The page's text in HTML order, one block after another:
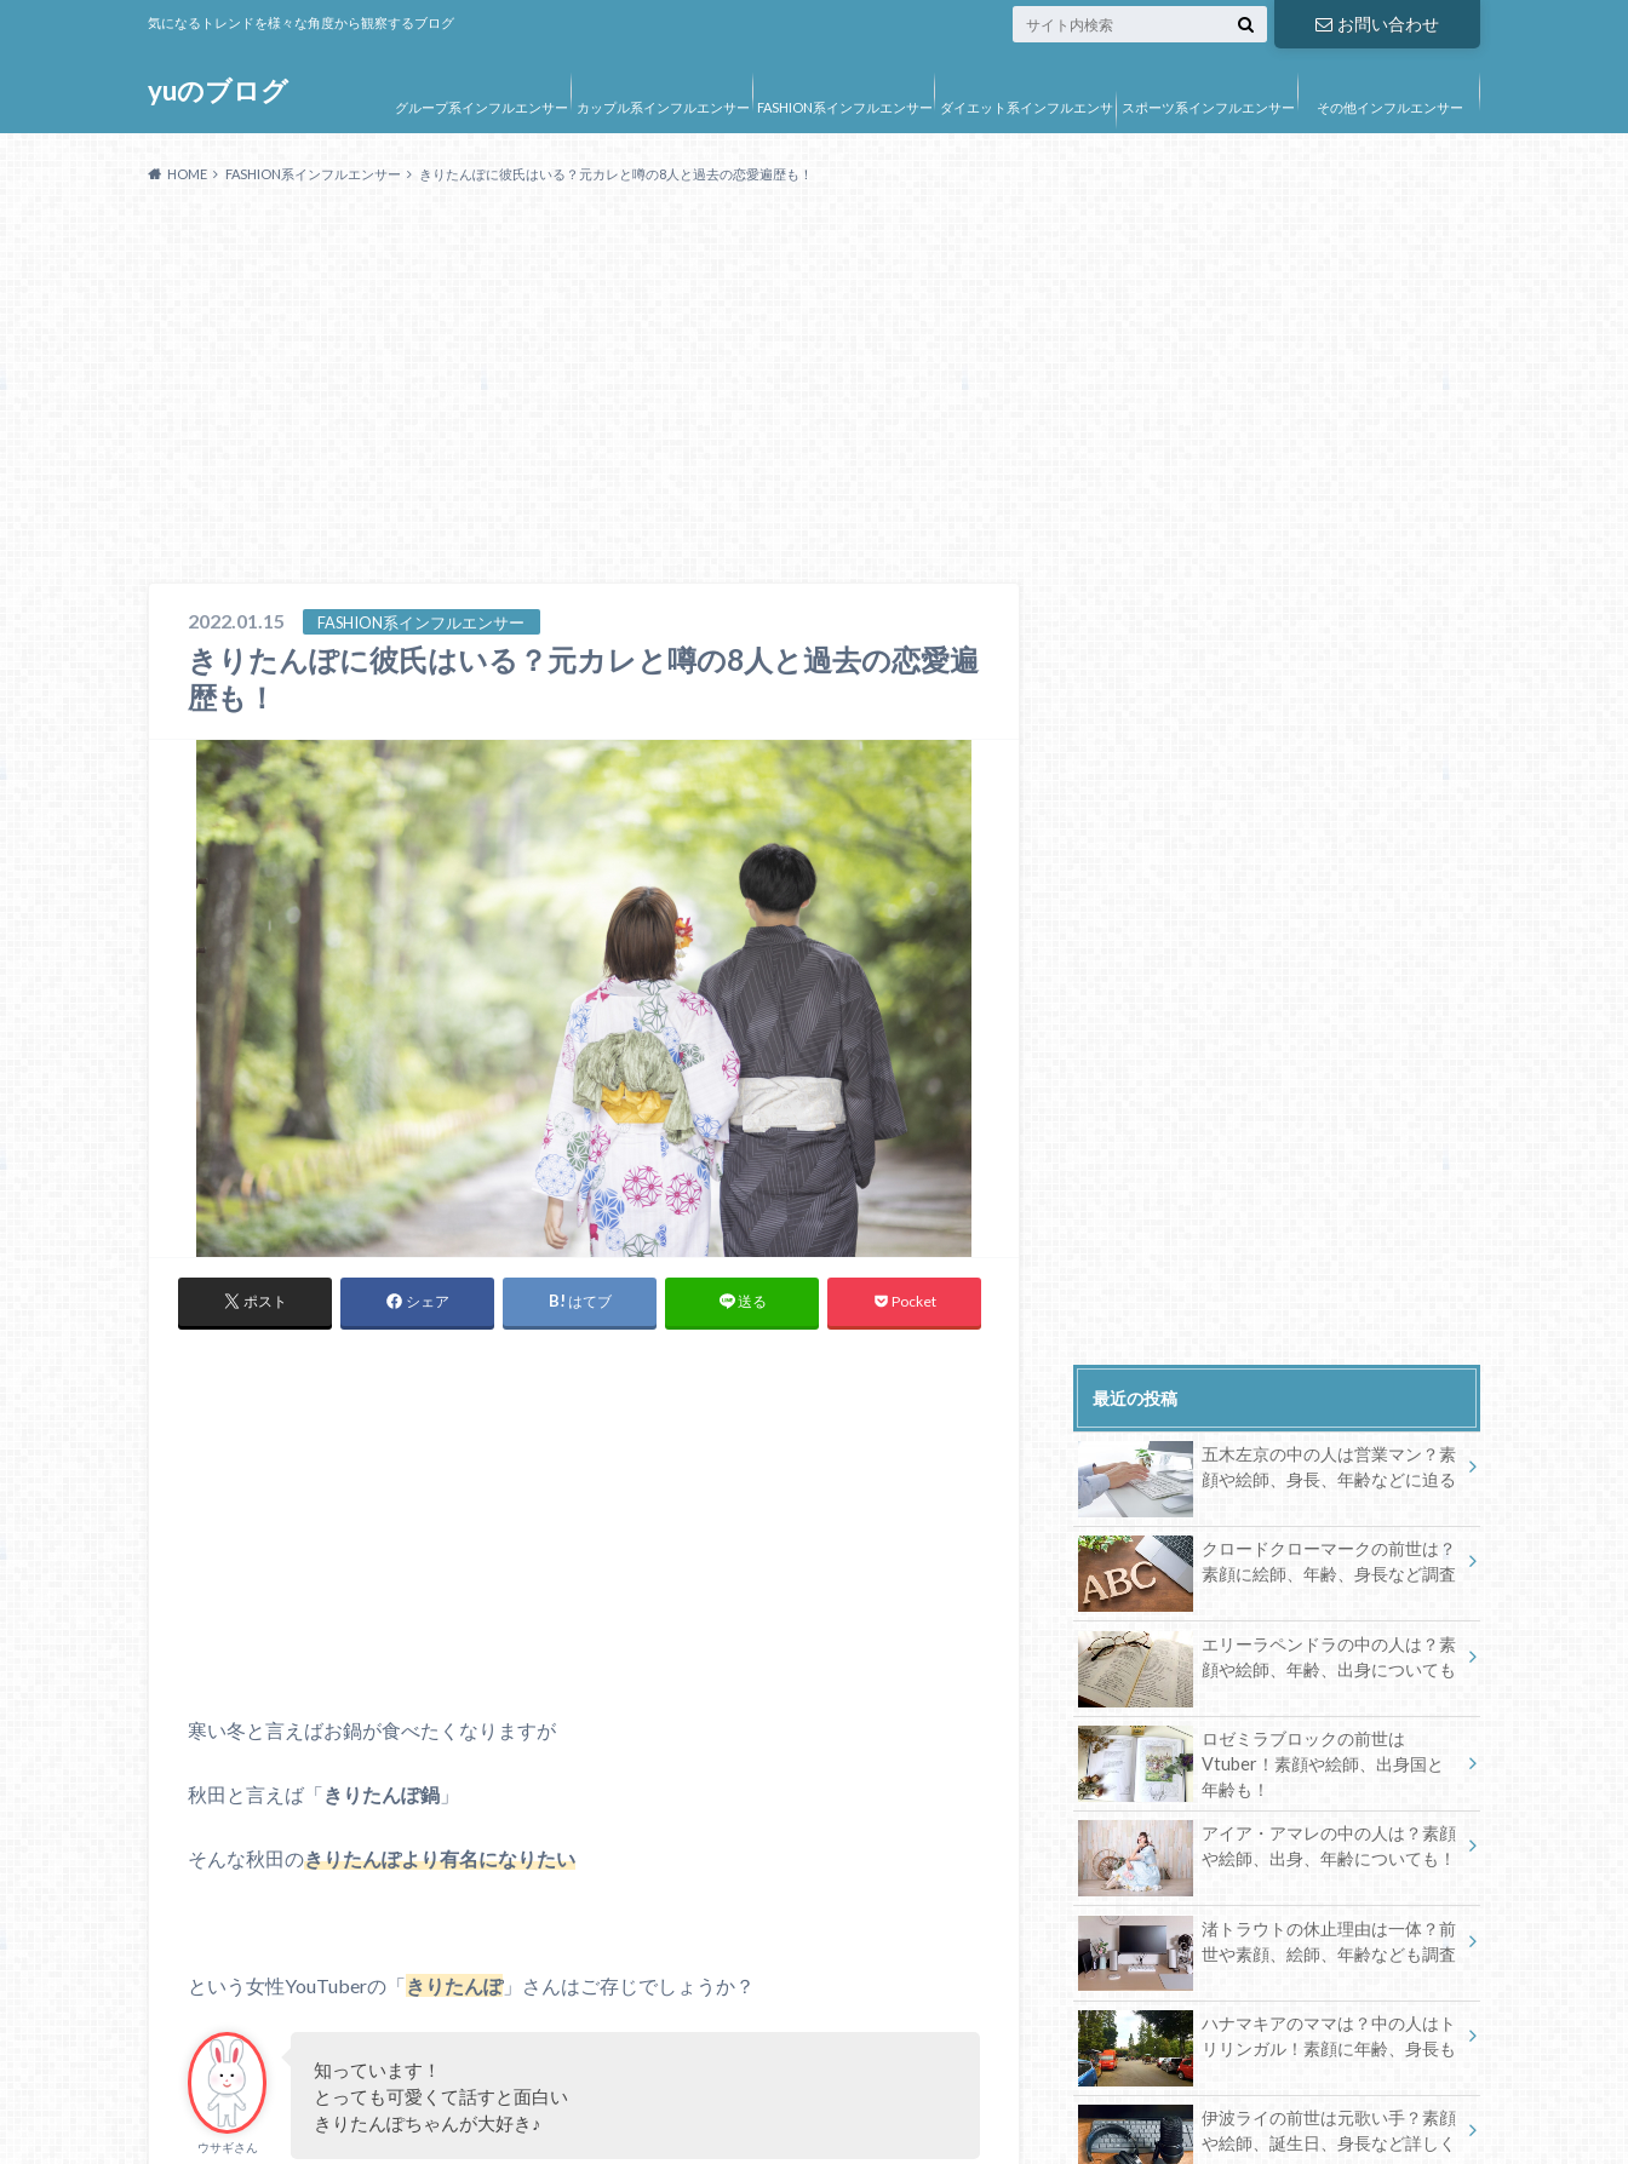
yuのブログ
気になるトレンドを様々な角度から観察するブログ お問い合わせ
グループ系インフルエンサー カップル系インフルエンサー FASHION系インフルエンサー ダイエット系インフルエンサ スポーツ系インフルエンサー その他インフルエンサー
HOME FASHION系インフルエンサー きりたんぽに彼氏はいる？元カレと噂の8人と過去の恋愛遍歴も！
2022.01.15 FASHION系インフルエンサー
きりたんぽに彼氏はいる？元カレと噂の8人と過去の恋愛遍
歴も！
ポスト シェア はてブ 送る Pocket
寒い冬と言えばお鍋が食べたくなりますが
秋田と言えば「きりたんぽ鍋 」
そんな秋田のきりたんぽより有名になりたい
という女性YouTuberの「きりたんぽ」さんはご存じでしょうか？
ウサギさん
知っています！
とっても可愛くて話すと面白い
きりたんぽちゃんが大好き♪
最近の投稿
五木左京の中の人は営業マン？素
顔や絵師、身長、年齢などに迫る
クロードクローマークの前世は？
素顔に絵師、年齢、身長など調査
エリーラペンドラの中の人は？素
顔や絵師、年齢、出身についても
ロゼミラブロックの前世は
Vtuber！素顔や絵師、出身国と
年齢も！
アイア・アマレの中の人は？素顔
や絵師、出身、年齢についても！
渚トラウトの休止理由は一体？前
世や素顔、絵師、年齢なども調査
ハナマキアのママは？中の人はト
リリンガル！素顔に年齢、身長も
伊波ライの前世は元歌い手？素顔
や絵師、誕生日、身長など詳しく